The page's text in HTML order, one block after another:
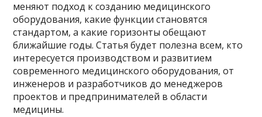
меняют подход к созданию медицинского
оборудования, какие функции становятся
стандартом, а какие горизонты обещают
ближайшие годы. Статья будет полезна всем, кто
интересуется производством и развитием
современного медицинского оборудования, от
инженеров и разработчиков до менеджеров
проектов и предпринимателей в области
медицины.